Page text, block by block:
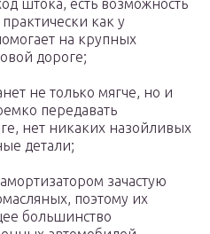
штока, есть возможность
как у
на крупных
дороге;
не только мягче, но и
передавать
нет никаких назойливых
детали;
зачастую
поэтому их
большинство